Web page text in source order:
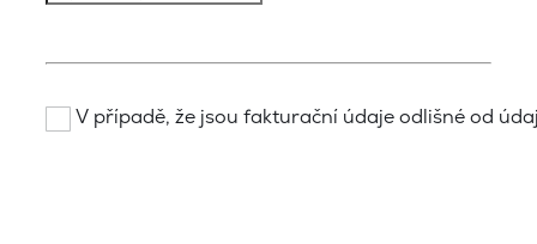
V případě, že jsou fakturační údaje odlišné od